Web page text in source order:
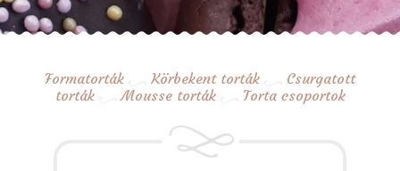
Formatorták Körbekent torták
Csurgatott
torták
Mousse torták Torta csoportok